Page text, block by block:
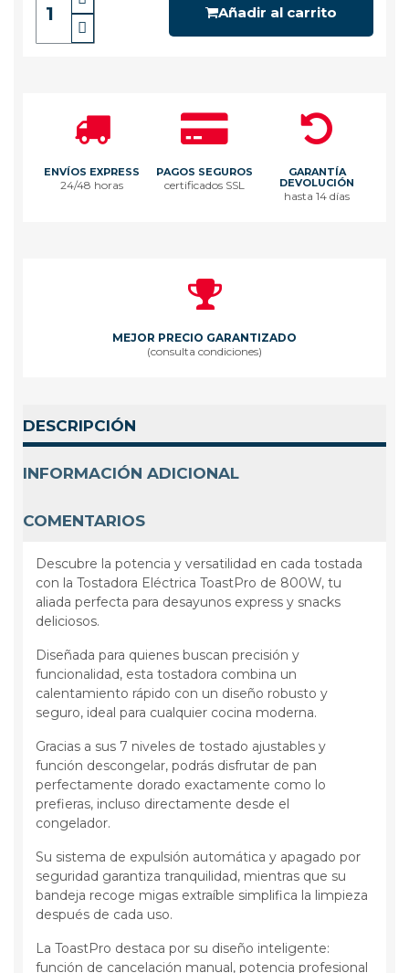
Añadir al carrito
ENVÍOS EXPRESS
24/48 horas
PAGOS SEGUROS
certificados SSL
GARANTÍA
DEVOLUCIÓN
hasta 14 días
MEJOR PRECIO GARANTIZADO
(consulta condiciones)
DESCRIPCIÓN
INFORMACIÓN ADICIONAL
COMENTARIOS
Descubre la potencia y versatilidad en cada tostada
con la Tostadora Eléctrica ToastPro de 800W, tu
aliada perfecta para desayunos express y snacks
deliciosos.
Diseñada para quienes buscan precisión y
funcionalidad, esta tostadora combina un
calentamiento rápido con un diseño robusto y
seguro, ideal para cualquier cocina moderna.
Gracias a sus 7 niveles de tostado ajustables y
función descongelar, podrás disfrutar de pan
perfectamente dorado exactamente como lo
prefieras, incluso directamente desde el
congelador.
Su sistema de expulsión automática y apagado por
seguridad garantiza tranquilidad, mientras que su
bandeja recoge migas extraíble simplifica la limpieza
después de cada uso.
La ToastPro destaca por su diseño inteligente:
función de cancelación manual, potencia profesional